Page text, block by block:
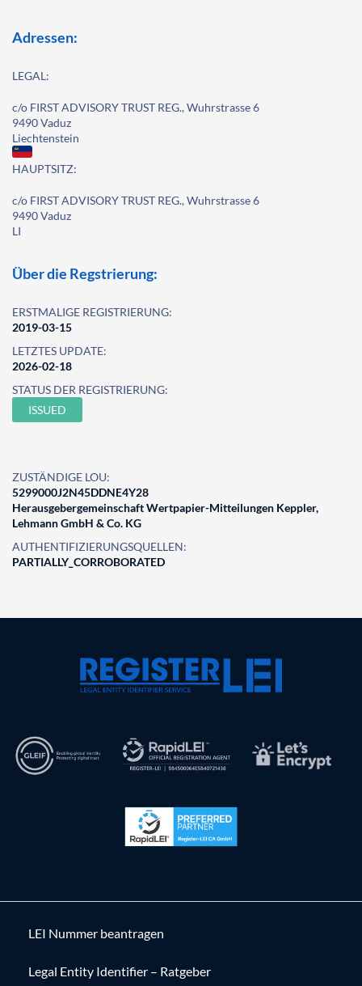
Adressen:
LEGAL:
c/o FIRST ADVISORY TRUST REG., Wuhrstrasse 6
9490 Vaduz
Liechtenstein
HAUPTSITZ:
c/o FIRST ADVISORY TRUST REG., Wuhrstrasse 6
9490 Vaduz
LI
Über die Regstrierung:
ERSTMALIGE REGISTRIERUNG:
2019-03-15
LETZTES UPDATE:
2026-02-18
STATUS DER REGISTRIERUNG:
ISSUED
ZUSTÄNDIGE LOU:
5299000J2N45DDNE4Y28
Herausgebergemeinschaft Wertpapier-Mitteilungen Keppler,
Lehmann GmbH & Co. KG
AUTHENTIFIZIERUNGSQUELLEN:
PARTIALLY_CORROBORATED
LEI Nummer beantragen
Legal Entity Identifier – Ratgeber